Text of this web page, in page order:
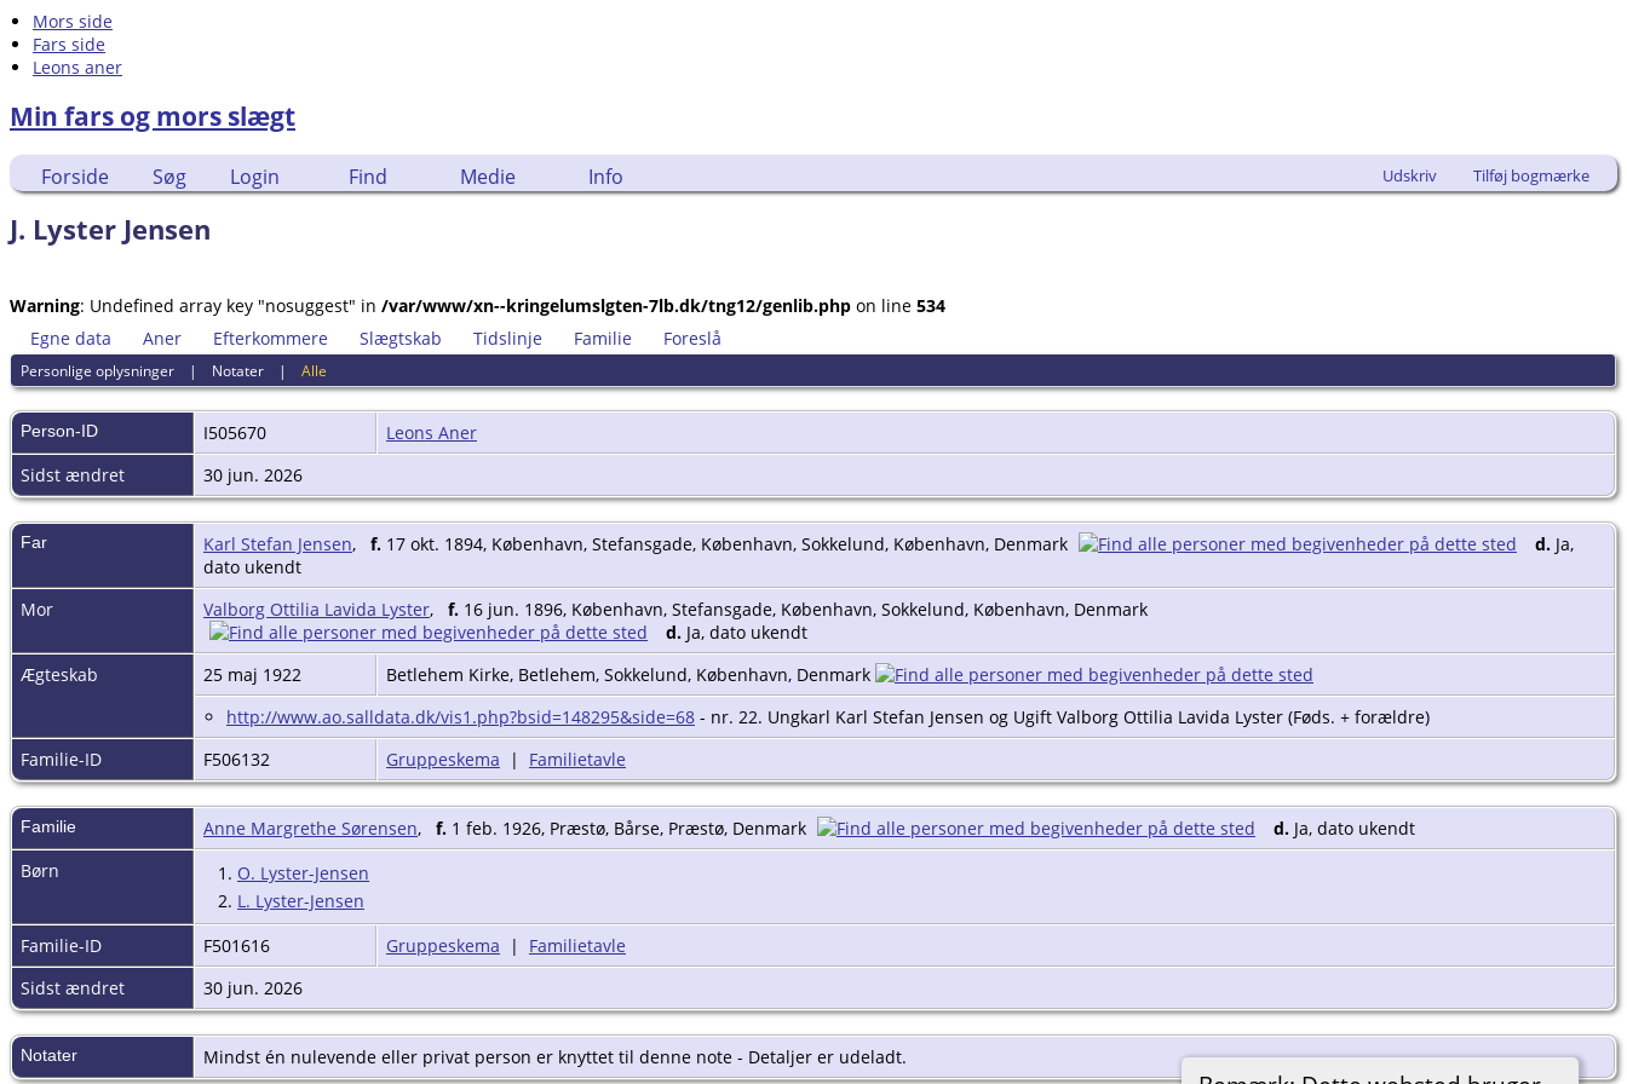
Mors side
Fars side
Leons aner
Min fars og mors slægt
Forside Søg Login Find Medie Info Udskriv Tilføj bogmærke
J. Lyster Jensen
Warning: Undefined array key "nosuggest" in /var/www/xn--kringelumslgten-7lb.dk/tng12/genlib.php on line 534
Egne data
Aner Efterkommere Slægtskab Tidslinje Familie Foreslå
Personlige oplysninger | Notater |Alle
Person-ID I505670
Leons Aner
Sidst ændret
30 jun. 2026
Far Karl Stefan Jensen, f. 17 okt. 1894, København, Stefansgade, København, Sokkelund, København, Denmark d. Ja,
dato ukendt
Mor
Valborg Ottilia Lavida Lyster, f. 16 jun. 1896, København, Stefansgade, København, Sokkelund, København, Denmark
d. Ja, dato ukendt
Ægteskab
25 maj 1922
Betlehem Kirke, Betlehem, Sokkelund, København, Denmark
http://www.ao.salldata.dk/vis1.php?bsid=148295&side=68 - nr. 22. Ungkarl Karl Stefan Jensen og Ugift Valborg Ottilia Lavida Lyster (Føds. + forældre)
Familie-ID
F506132 Gruppeskema | Familietavle
Familie Anne Margrethe Sørensen, f. 1 feb. 1926, Præstø, Bårse, Præstø, Denmark d. Ja, dato ukendt
Børn
1. O. Lyster-Jensen
2. L. Lyster-Jensen
Familie-ID
F501616 Gruppeskema | Familietavle
Sidst ændret
30 jun. 2026
Notater Mindst én nulevende eller privat person er knyttet til denne note - Detaljer er udeladt.